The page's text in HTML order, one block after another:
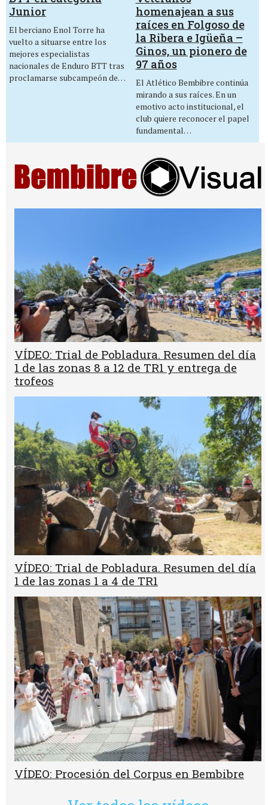
Junior
El berciano Enol Torre ha
vuelto a situarse entre los
mejores especialistas
nacionales de Enduro BTT tras
proclamarse subcampeón de…
homenajean a sus
raíces en Folgoso de
la Ribera e Igüeña –
Ginos, un pionero de
97 años
El Atlético Bembibre continúa
mirando a sus raíces. En un
emotivo acto institucional, el
club quiere reconocer el papel
fundamental…
VÍDEO: Trial de Pobladura. Resumen del día
1 de las zonas 8 a 12 de TR1 y entrega de
trofeos
VÍDEO: Trial de Pobladura. Resumen del día
1 de las zonas 1 a 4 de TR1
VÍDEO: Procesión del Corpus en Bembibre